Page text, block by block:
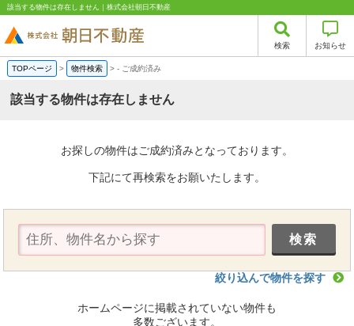
該当する物件は存在しません｜株式会社朝日不動産
検索 お知らせ
TOPページ > 物件検索 >- ご成約済み
該当する物件は存在しません
お探しの物件はご成約済みとなっております。
下記にて再検索をお願いたします。
絞り込んで物件を探す
ホームページに掲載されていない物件も
多数ございます。